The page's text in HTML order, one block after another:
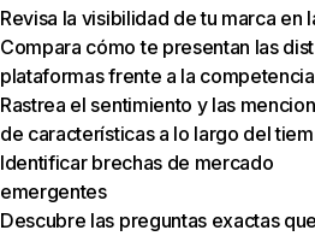
Revisa la visibilidad de tu marca en
Compara cómo te presentan las
plataformas frente a la competencia
Rastrea el sentimiento y las
de características a lo largo del
Identificar brechas de mercado
emergentes
Descubre las preguntas exactas